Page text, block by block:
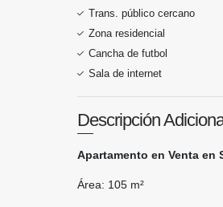
Trans. público cercano
Zona residencial
Cancha de futbol
Sala de internet
Descripción
Apartamento en Venta en
Área: 105 m²